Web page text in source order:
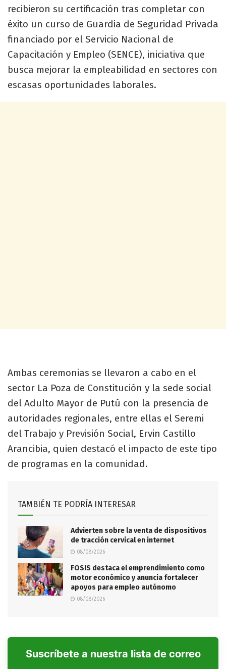
recibieron su certificación tras completar con
éxito un curso de Guardia de Seguridad Privada
financiado por el Servicio Nacional de
Capacitación y Empleo (SENCE), iniciativa que
busca mejorar la empleabilidad en sectores con
escasas oportunidades laborales.
Ambas ceremonias se llevaron a cabo en el
sector La Poza de Constitución y la sede social
del Adulto Mayor de Putú con la presencia de
autoridades regionales, entre ellas el Seremi
del Trabajo y Previsión Social, Ervin Castillo
Arancibia, quien destacó el impacto de este tipo
de programas en la comunidad.
TAMBIÉN TE PODRÍA INTERESAR
Advierten sobre la venta de dispositivos
de tracción cervical en internet
08/08/2026
FOSIS destaca el emprendimiento como
motor económico y anuncia fortalecer
apoyos para empleo autónomo
08/08/2026
Suscríbete a nuestra lista de correo